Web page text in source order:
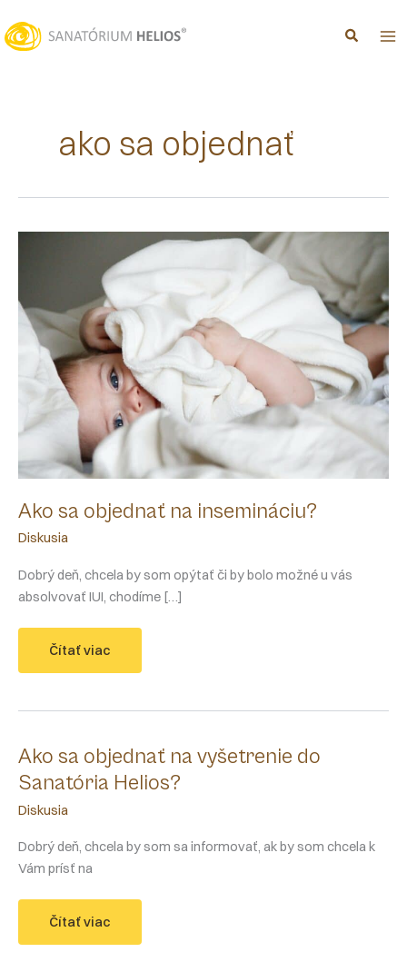
na
obsah
ako sa objednať
Ako sa objednať na insemináciu?
Diskusia
Dobrý deň, chcela by som opýtať či by bolo možné u vás
absolvovať IUI, chodíme […]
Ako
objednať
Čítať viac
Ako sa objednať na vyšetrenie do
Sanatória Helios?
Diskusia
Dobrý deň, chcela by som sa informovať, ak by som chcela k
Vám prísť na
Ako
objednať
Čítať viac